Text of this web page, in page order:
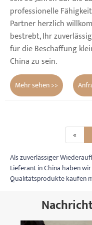
professionelle
Partner herzlich
bestrebt, Ihr
für die Beschaffung
China zu sein.
Mehr sehen >>
«
Als zuverlässiger
Lieferant in China haben
Qualitätsprodukte kaufen